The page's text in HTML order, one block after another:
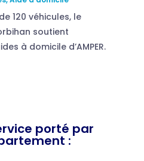
120 véhicules, le
soutient
à domicile d’AMPER.
porté par
: